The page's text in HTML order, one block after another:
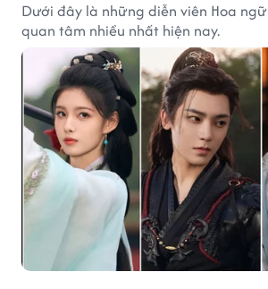
Dưới đây là những diễn viên Hoa
quan tâm nhiều nhất hiện nay.